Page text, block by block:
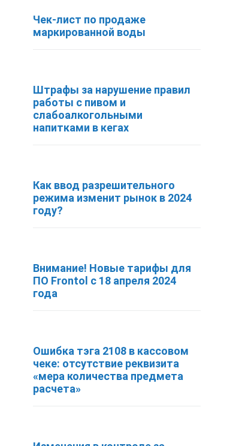
Чек-лист по продаже
маркированной воды
Штрафы за нарушение правил
работы с пивом и
слабоалкогольными
напитками в кегах
Как ввод разрешительного
режима изменит рынок в 2024
году?
Внимание! Новые тарифы для
ПО Frontol с 18 апреля 2024
года
Ошибка тэга 2108 в кассовом
чеке: отсутствие реквизита
«мера количества предмета
расчета»